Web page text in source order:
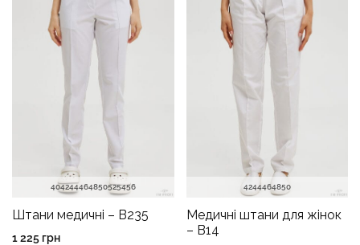
404244464850525456
Штани медичні – B235
1 225 грн
4244464850
Медичні штани для жінок
– B14